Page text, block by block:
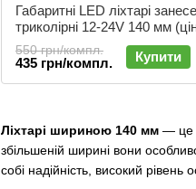
Ліхтарі шириною 140 мм — це
збільшеній ширині вони
собі надійність, високий
Габаритні LED ліхтарі
триколірні 12-24V 140 мм
за 2 шт.) | ГЗ-039
550 грн/компл.
435 грн/компл. Купити